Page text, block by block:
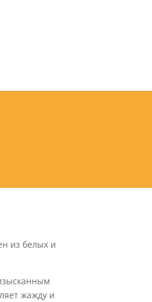
из белых и
жажду и